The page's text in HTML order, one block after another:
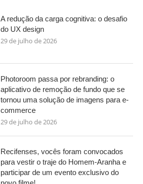
A redução da carga cognitiva: o desafio
do UX design
29 de julho de 2026
Photoroom passa por rebranding: o
aplicativo de remoção de fundo que se
tornou uma solução de imagens para e-
commerce
29 de julho de 2026
Recifenses, vocês foram convocados
para vestir o traje do Homem-Aranha e
participar de um evento exclusivo do